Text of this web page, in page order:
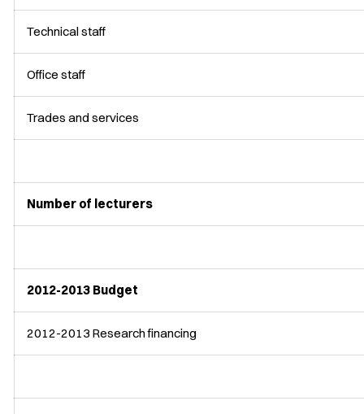
Technical staff
Office staff
Trades and services
Number of lecturers
2012-2013 Budget
2012-2013 Research financing